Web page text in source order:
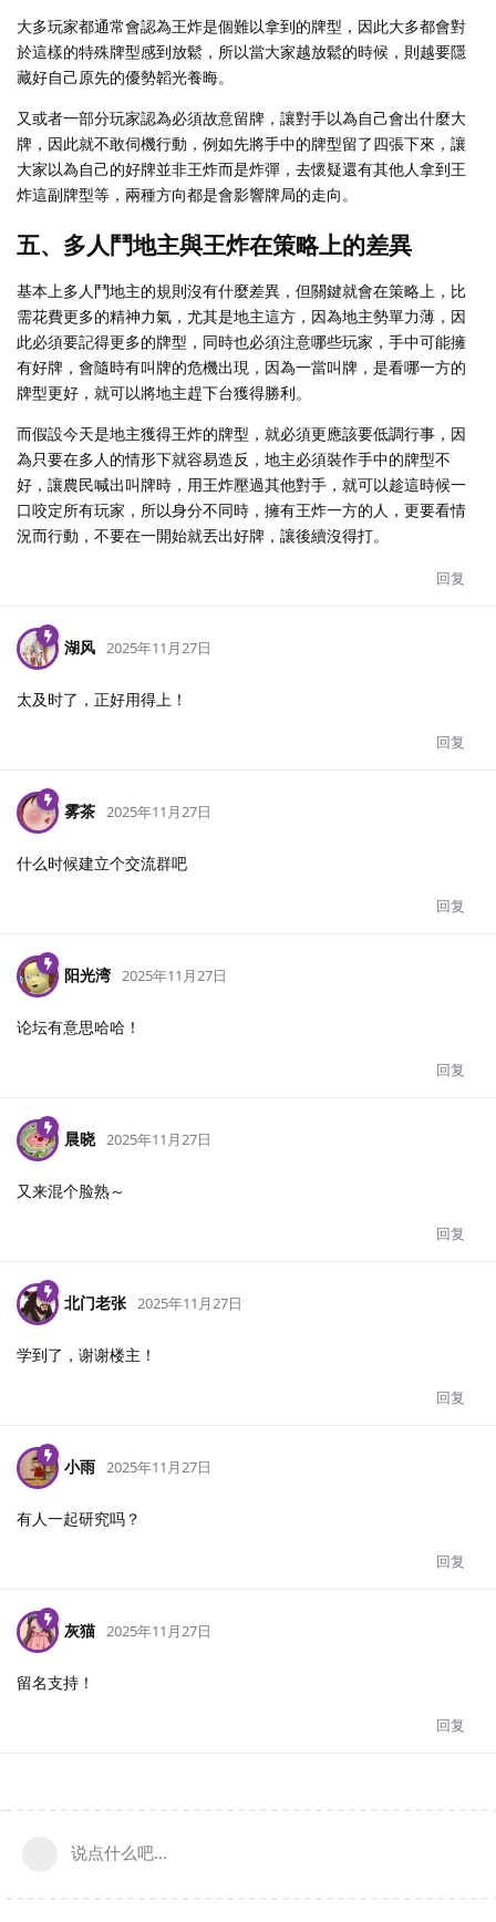
大多玩家都通常會認為王炸是個難以拿到的牌型，因此大多都會對
於這樣的特殊牌型感到放鬆，所以當大家越放鬆的時候，則越要隱
藏好自己原先的優勢韜光養晦。
又或者一部分玩家認為必須故意留牌，讓對手以為自己會出什麼大
牌，因此就不敢伺機行動，例如先將手中的牌型留了四張下來，讓
大家以為自己的好牌並非王炸而是炸彈，去懷疑還有其他人拿到王
炸這副牌型等，兩種方向都是會影響牌局的走向。
五、多人鬥地主與王炸在策略上的差異
基本上多人鬥地主的規則沒有什麼差異，但關鍵就會在策略上，比
需花費更多的精神力氣，尤其是地主這方，因為地主勢單力薄，因
此必須要記得更多的牌型，同時也必須注意哪些玩家，手中可能擁
有好牌，會隨時有叫牌的危機出現，因為一當叫牌，是看哪一方的
牌型更好，就可以將地主趕下台獲得勝利。
而假設今天是地主獲得王炸的牌型，就必須更應該要低調行事，因
為只要在多人的情形下就容易造反，地主必須裝作手中的牌型不
好，讓農民喊出叫牌時，用王炸壓過其他對手，就可以趁這時候一
口咬定所有玩家，所以身分不同時，擁有王炸一方的人，更要看情
況而行動，不要在一開始就丟出好牌，讓後續沒得打。
回复
湖风 2025年11月27日
太及时了，正好用得上！
回复
雾茶 2025年11月27日
什么时候建立个交流群吧
回复
阳光湾 2025年11月27日
论坛有意思哈哈！
回复
晨晓 2025年11月27日
又来混个脸熟～
回复
北门老张 2025年11月27日
学到了，谢谢楼主！
回复
小雨 2025年11月27日
有人一起研究吗？
回复
灰猫 2025年11月27日
留名支持！
回复
说点什么吧...